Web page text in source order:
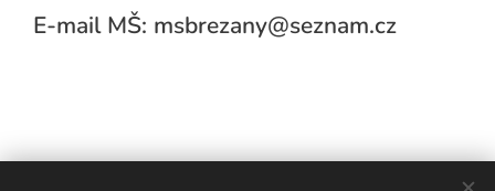
E-mail MŠ: msbrezany@seznam.cz